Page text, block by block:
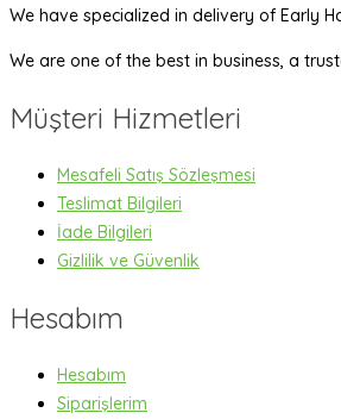
We have specialized in delivery of Early
We are one of the best in business, a
Müşteri Hizmetleri
Mesafeli Satış Sözleşmesi
Teslimat Bilgileri
İade Bilgileri
Gizlilik ve Güvenlik
Hesabım
Hesabım
Siparişlerim